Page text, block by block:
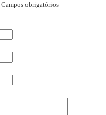
Campos obrigatórios